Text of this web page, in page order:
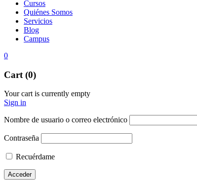
Cursos
Quiénes Somos
Servicios
Blog
Campus
0
Cart (0)
Your cart is currently empty
Sign in
Nombre de usuario o correo electrónico
Contraseña
Recuérdame